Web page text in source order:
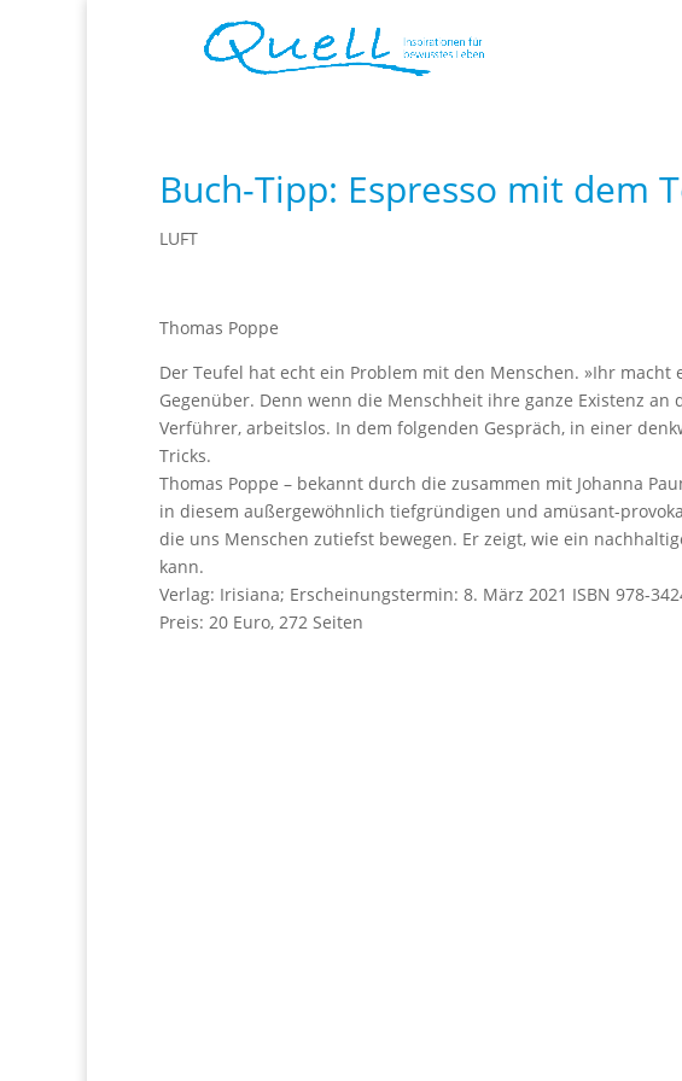
Buch-Tipp: Espresso mit dem
LUFT
Thomas Poppe
Der Teufel hat echt ein Problem mit den Menschen. »Ihr macht
Gegenüber. Denn wenn die Menschheit ihre ganze Existenz an
Verführer, arbeitslos. In dem folgenden Gespräch, in einer
Tricks.
Thomas Poppe – bekannt durch die zusammen mit Johanna
in diesem außergewöhnlich tiefgründigen und amüsant-
die uns Menschen zutiefst bewegen. Er zeigt, wie ein
kann.
Verlag: Irisiana; Erscheinungstermin: 8. März 2021 ISBN 978-
Preis: 20 Euro, 272 Seiten